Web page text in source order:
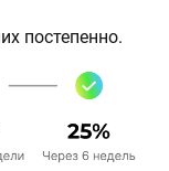
постепенно.